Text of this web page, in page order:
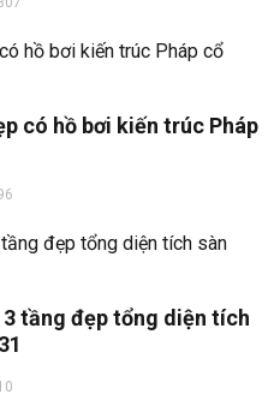
có hồ bơi kiến trúc Pháp
tầng đẹp tổng diện tích